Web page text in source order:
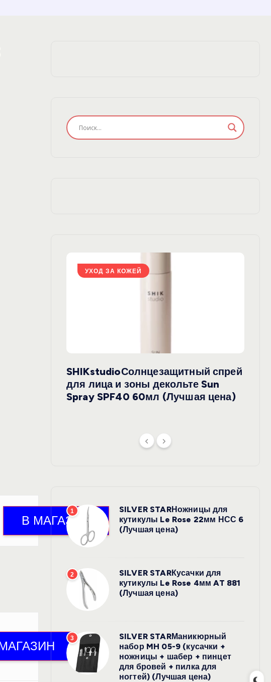
УХОД ЗА КОЖЕЙ
SHIKstudioСолнцезащитный спрей
для лица и зоны декольте Sun
Spray SPF40 60мл (Лучшая цена)
1
SILVER STARНожницы для
кутикулы Le Rose 22мм НСС 6
(Лучшая цена)
2
SILVER STARКусачки для
кутикулы Le Rose 4мм AT 881
(Лучшая цена)
3
SILVER STARМаникюрный
набор MH 05-9 (кусачки +
ножницы + шабер + пинцет
для бровей + пилка для
ногтей) (Лучшая цена)